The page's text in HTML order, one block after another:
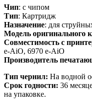
Чип: с чипом
Тип: Картридж
Назначение: для
Модель оригинального
Совместимость с
e-AiO, 6970 e-AiO
Производитель
Тип чернил: На водной
Срок годности: 36
на упаковке.